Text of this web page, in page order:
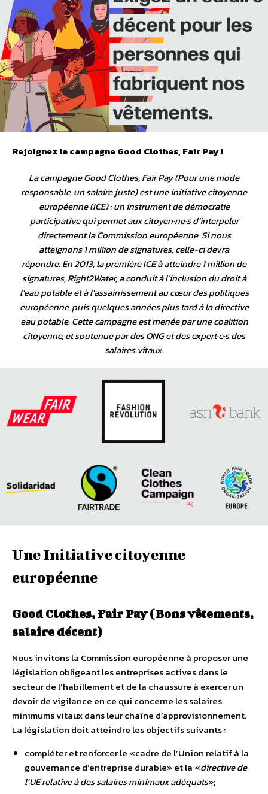
Rejoignez la campagne Good Clothes, Fair Pay !
La campagneGood Clothes, Fair Pay (Pour une mode
responsable, un salaire juste)est une initiative citoyenne
européenne (ICE) : un instrument de démocratie
participative qui permet aux citoyen·ne·s d’interpeler
directement la Commission européenne. Si nous
atteignons 1 million de signatures, celle-ci devra
répondre. En 2013, la première ICE à atteindre 1 million de
signatures, Right2Water, a conduit à l’inclusion du droit à
l’eau potable et à l’assainissement au cœur des politiques
européenne, puis quelques années plus tard à la directive
eau potable. Cette campagne est menée par une coalition
citoyenne, et soutenue par des ONG et des expert·e·s des
salaires vitaux.
Une Initiative citoyenne
européenne
Good Clothes, Fair Pay (Bons vêtements,
salaire décent)
Nous invitons la Commission européenne à proposer une
législation obligeant les entreprises actives dans le
secteur de l’habillement et de la chaussure à exercer un
devoir de vigilance en ce qui concerne les salaires
minimums vitaux dans leur chaîne d’approvisionnement.
La législation doit atteindre les objectifs suivants :
compléter et renforcer le «cadre de l’Union relatif à la
gouvernance d’entreprise durable» et la «directive de
l’UE relative à des salaires minimaux adéquats»;